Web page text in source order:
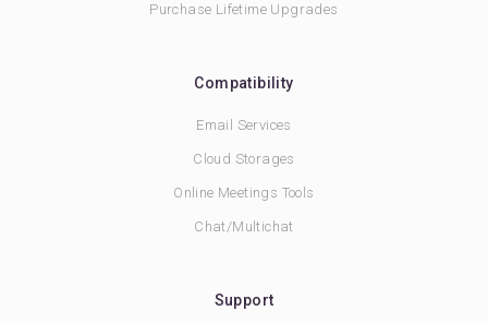
Purchase Lifetime Upgrades
Compatibility
Email Services
Cloud Storages
Online Meetings Tools
Chat/Multichat
Support